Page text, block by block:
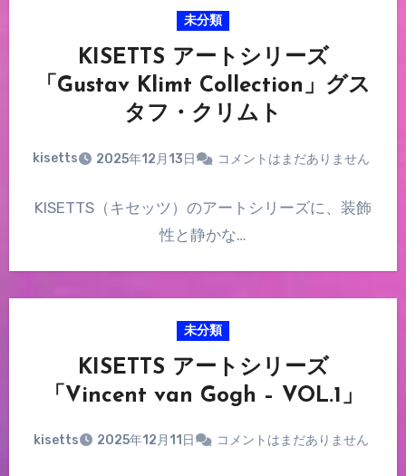
未分類
KISETTS アートシリーズ
「Gustav Klimt Collection」グス
タフ・クリムト
kisetts 2025年12月13日 コメントはまだありません
KISETTS（キセッツ）のアートシリーズに、装飾
性と静かな…
未分類
KISETTS アートシリーズ
「Vincent van Gogh – VOL.1」
kisetts 2025年12月11日 コメントはまだありません